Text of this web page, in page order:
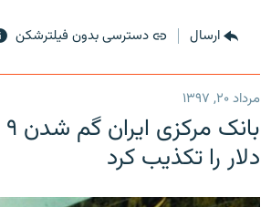
ارسال دسترسی بدون فیلترشکن
مرداد ۲۰, ۱۳۹۷
دلار را تکذیب کرد